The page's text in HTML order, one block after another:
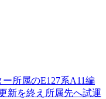
所属のE127系A11編
新を終え所属先へ試運